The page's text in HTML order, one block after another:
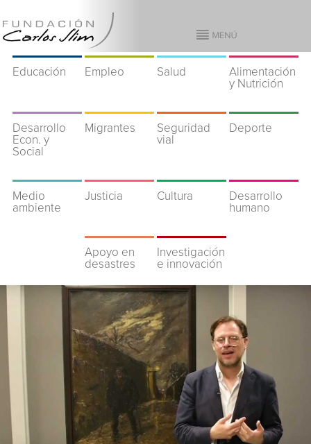
Educación Empleo Salud
Alimentación
y Nutrición
Desarrollo
Econ. y
Social
Migrantes
Seguridad
vial
Deporte
Medio
ambiente
Justicia Cultura
Desarrollo
humano
Apoyo en
desastres
Investigación
e innovación